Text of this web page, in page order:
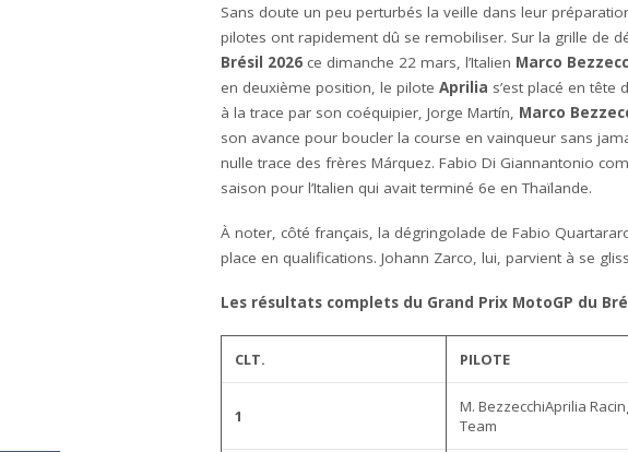
Sans doute un peu perturbés la veille dans leur
pilotes ont rapidement dû se remobiliser. Sur la grille de
Brésil 2026 ce dimanche 22 mars, l’Italien Marco
en deuxième position, le pilote Aprilia s’est placé en tête
à la trace par son coéquipier, Jorge Martín, Marco
son avance pour boucler la course en vainqueur sans
nulle trace des frères Márquez. Fabio Di Giannantonio
saison pour l’Italien qui avait terminé 6e en Thaïlande.
À noter, côté français, la dégringolade de Fabio
place en qualifications. Johann Zarco, lui, parvient à se
Les résultats complets du Grand Prix MotoGP du
CLT. PILOTE
1
M. BezzecchiAprilia
Team